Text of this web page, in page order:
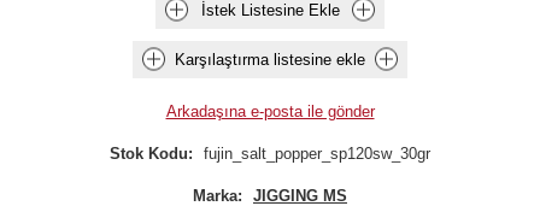
İstek Listesine Ekle
Karşılaştırma listesine ekle
Arkadaşına e-posta ile gönder
Stok Kodu: fujin_salt_popper_sp120sw_30gr
Marka: JIGGING MS